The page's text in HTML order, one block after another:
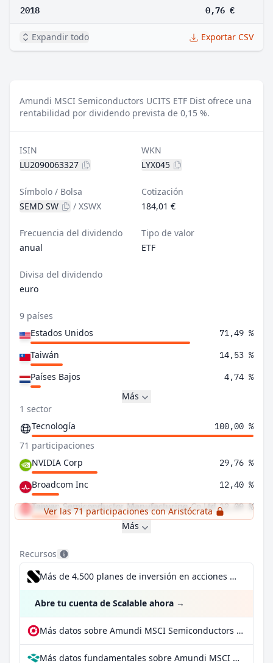
2018 0,76 €
Expandir todo Exportar CSV
Amundi MSCI Semiconductors UCITS ETF Dist ofrece una
rentabilidad por dividendo prevista de 0,15 %.
ISIN
LU2090063327
WKN
LYX045
Símbolo / Bolsa
SEMD SW
/ XSWX
Cotización
184,01 €
Frecuencia del dividendo
anual
Tipo de valor
ETF
Divisa del dividendo
euro
9 países
Estados Unidos
71,49 %
Taiwán 14,53 %
Países Bajos 4,74 %
Más
1 sector
Tecnología
100,00 %
71 participaciones
NVIDIA Corp
29,76 %
Broadcom Inc 12,40 %
Taiwan Semiconductor Manufacturing Co Ltd 12,09 %
Ver las 71 participaciones con Aristócrata
Más
Recursos
Más de 4.500 planes de inversión en acciones desde 1 €
Abre tu cuenta de Scalable ahora →
Más datos sobre Amundi MSCI Semiconductors UCITS ETF Dist en extraETF
Más datos fundamentales sobre Amundi MSCI Semiconductors UCITS ETF Dist en Parqet